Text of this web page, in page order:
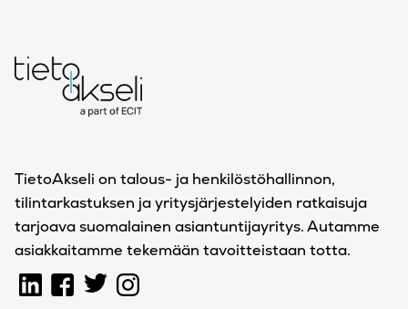
TietoAkseli on talous- ja henkilöstöhallinnon,
tilintarkastuksen ja yritysjärjestelyiden ratkaisuja
tarjoava suomalainen asiantuntijayritys. Autamme
asiakkaitamme tekemään tavoitteistaan totta.